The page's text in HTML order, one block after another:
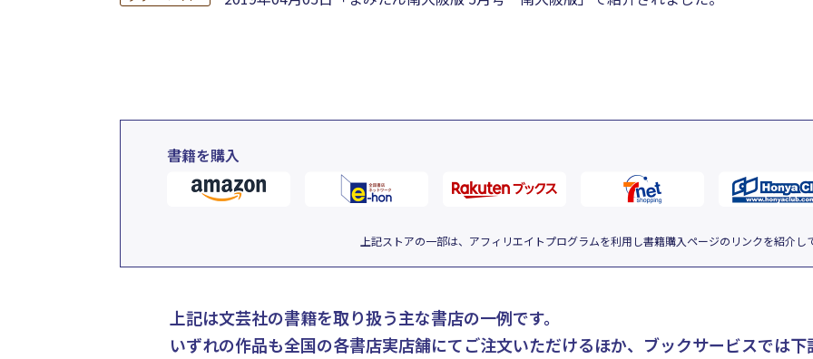
書籍を購入
上記ストアの一部は、アフィリエイトプログラムを利用し書籍購入ページのリンクを紹介し
上記は文芸社の書籍を取り扱う主な書店の一例です。
いずれの作品も全国の各書店実店舗にてご注文いただけるほか、ブックサービスでは下